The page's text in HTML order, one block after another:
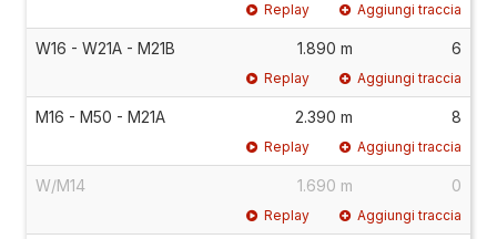
Replay Aggiungi traccia
W16 - W21A - M21B 1.890 m 6
Replay Aggiungi traccia
M16 - M50 - M21A 2.390 m 8
Replay Aggiungi traccia
W/M14 1.690 m 0
Replay Aggiungi traccia